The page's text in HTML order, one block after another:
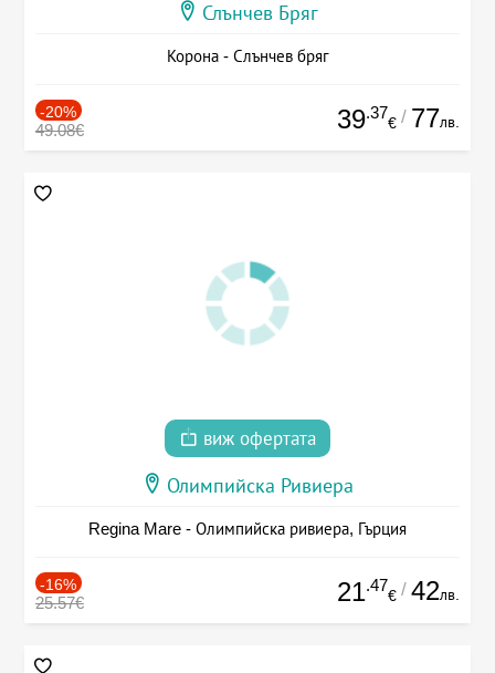
Слънчев Бряг
Корона - Слънчев бряг
-20%
49.08€ 39.37
€ / 77лв.
виж офертата
Олимпийска Ривиера
Regina Mare - Олимпийска ривиера, Гърция
-16%
25.57€ 21.47
€ / 42лв.